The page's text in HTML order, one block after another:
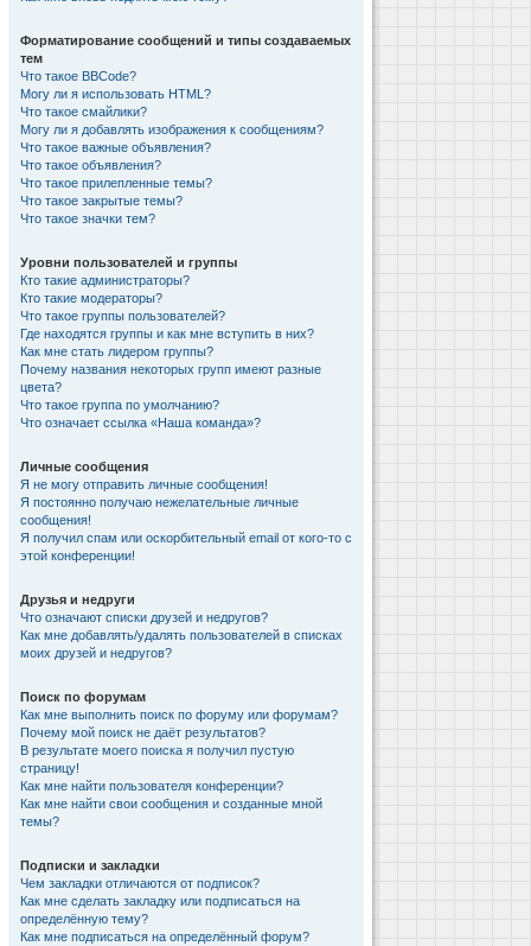
Форматирование сообщений и типы создаваемых
тем
Что такое BBCode?
Могу ли я использовать HTML?
Что такое смайлики?
Могу ли я добавлять изображения к сообщениям?
Что такое важные объявления?
Что такое объявления?
Что такое прилепленные темы?
Что такое закрытые темы?
Что такое значки тем?
Уровни пользователей и группы
Кто такие администраторы?
Кто такие модераторы?
Что такое группы пользователей?
Где находятся группы и как мне вступить в них?
Как мне стать лидером группы?
Почему названия некоторых групп имеют разные
цвета?
Что такое группа по умолчанию?
Что означает ссылка «Наша команда»?
Личные сообщения
Я не могу отправить личные сообщения!
Я постоянно получаю нежелательные личные
сообщения!
Я получил спам или оскорбительный email от кого-то с
этой конференции!
Друзья и недруги
Что означают списки друзей и недругов?
Как мне добавлять/удалять пользователей в списках
моих друзей и недругов?
Поиск по форумам
Как мне выполнить поиск по форуму или форумам?
Почему мой поиск не даёт результатов?
В результате моего поиска я получил пустую
страницу!
Как мне найти пользователя конференции?
Как мне найти свои сообщения и созданные мной
темы?
Подписки и закладки
Чем закладки отличаются от подписок?
Как мне сделать закладку или подписаться на
определённую тему?
Как мне подписаться на определённый форум?